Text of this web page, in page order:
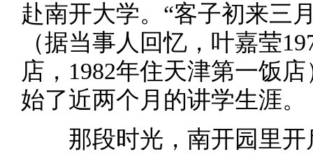
赴南开大学。“客子初来三
（据当事人回忆，叶嘉莹
店，1982年住天津第一饭
始了近两个月的讲学生涯。
那段时光，南开园里